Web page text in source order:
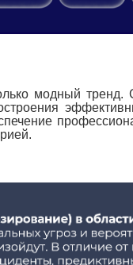
модный тренд.